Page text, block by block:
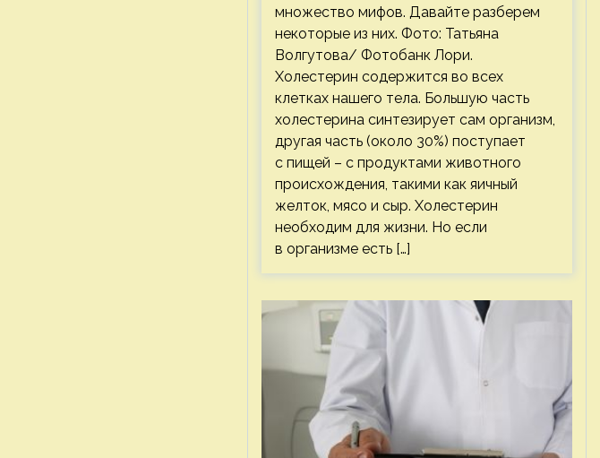
множество мифов. Давайте разберем
некоторые из них. Фото: Татьяна
Волгутова/ Фотобанк Лори.
Холестерин содержится во всех
клетках нашего тела. Большую часть
холестерина синтезирует сам организм,
другая часть (около 30%) поступает
с пищей – с продуктами животного
происхождения, такими как яичный
желток, мясо и сыр. Холестерин
необходим для жизни. Но если
в организме есть […]